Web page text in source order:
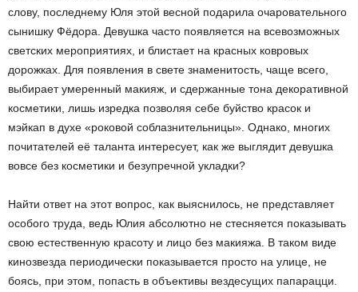
слову, последнему Юля этой весной подарила очаровательного
сынишку Фёдора. Девушка часто появляется на всевозможных
светских мероприятиях, и блистает на красных ковровых
дорожках. Для появления в свете знаменитость, чаще всего,
выбирает умеренный макияж, и сдержанные тона декоративной
косметики, лишь изредка позволяя себе буйство красок и
мэйкап в духе «роковой соблазнительницы». Однако, многих
почитателей её таланта интересует, как же выглядит девушка
вовсе без косметики и безупречной укладки?
Найти ответ на этот вопрос, как выяснилось, не представляет
особого труда, ведь Юлия абсолютно не стесняется показывать
свою естественную красоту и лицо без макияжа. В таком виде
кинозвезда периодически показывается просто на улице, не
боясь, при этом, попасть в объективы вездесущих папарацци.